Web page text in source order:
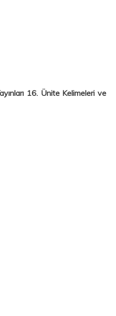
16. Ünite Kelimeleri ve